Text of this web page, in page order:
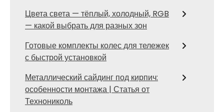
Цвета света — тёплый, холодный, RGB
— какой выбрать для разных зон
Готовые комплекты колес для тележек
с быстрой установкой
Металлический сайдинг под кирпич:
особенности монтажа | Статья от
Технониколь